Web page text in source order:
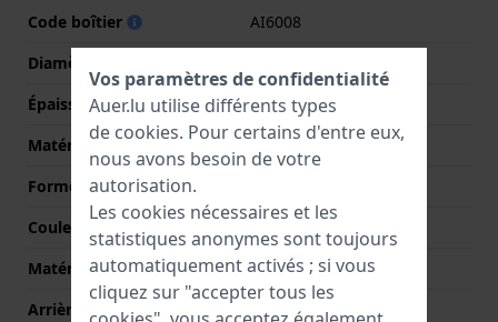
Code boîtier
AI6008
Diamètre
Épaisseur du boîtier
10.8 mm
Matériel du boîtier
Céramique
Forme du boîtier
Couleur du boîtier
Matériau du boîtier arrière
Céramique
Arrière de Boitier
Fermée avec vis
Vos paramètres de confidentialité
Auer.lu utilise différents types
de cookies. Pour certains d'entre eux,
nous avons besoin de votre
autorisation.
Les cookies nécessaires et les
statistiques anonymes sont toujours
automatiquement activés ; si vous
cliquez sur "accepter tous les